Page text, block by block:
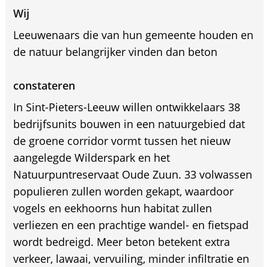
Wij
Leeuwenaars die van hun gemeente houden en
de natuur belangrijker vinden dan beton
constateren
In Sint-Pieters-Leeuw willen ontwikkelaars 38
bedrijfsunits bouwen in een natuurgebied dat
de groene corridor vormt tussen het nieuw
aangelegde Wilderspark en het
Natuurpuntreservaat Oude Zuun. 33 volwassen
populieren zullen worden gekapt, waardoor
vogels en eekhoorns hun habitat zullen
verliezen en een prachtige wandel- en fietspad
wordt bedreigd. Meer beton betekent extra
verkeer, lawaai, vervuiling, minder infiltratie en